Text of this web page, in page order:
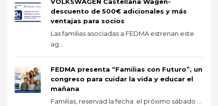
descuento de 500€ adicionales y más
ventajas para socios
Las familias asociadas a FEDMA estrenan este
ag...
FEDMA presenta “Familias con Futuro”, un
congreso para cuidar la vida y educar el
mañana
Familias, reservad la fecha: el próximo sábado ...